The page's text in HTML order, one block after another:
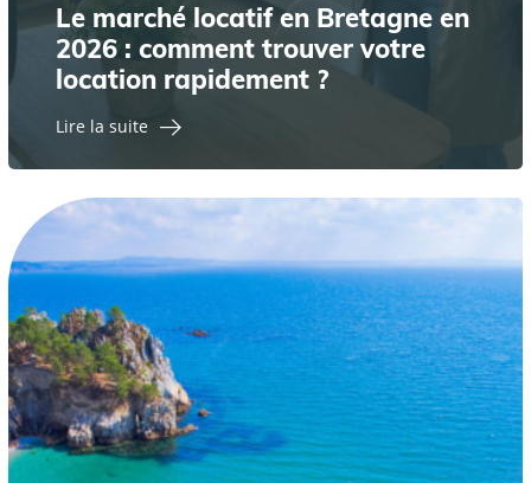
Le marché locatif en Bretagne en
2026 : comment trouver votre
location rapidement ?
Lire la suite